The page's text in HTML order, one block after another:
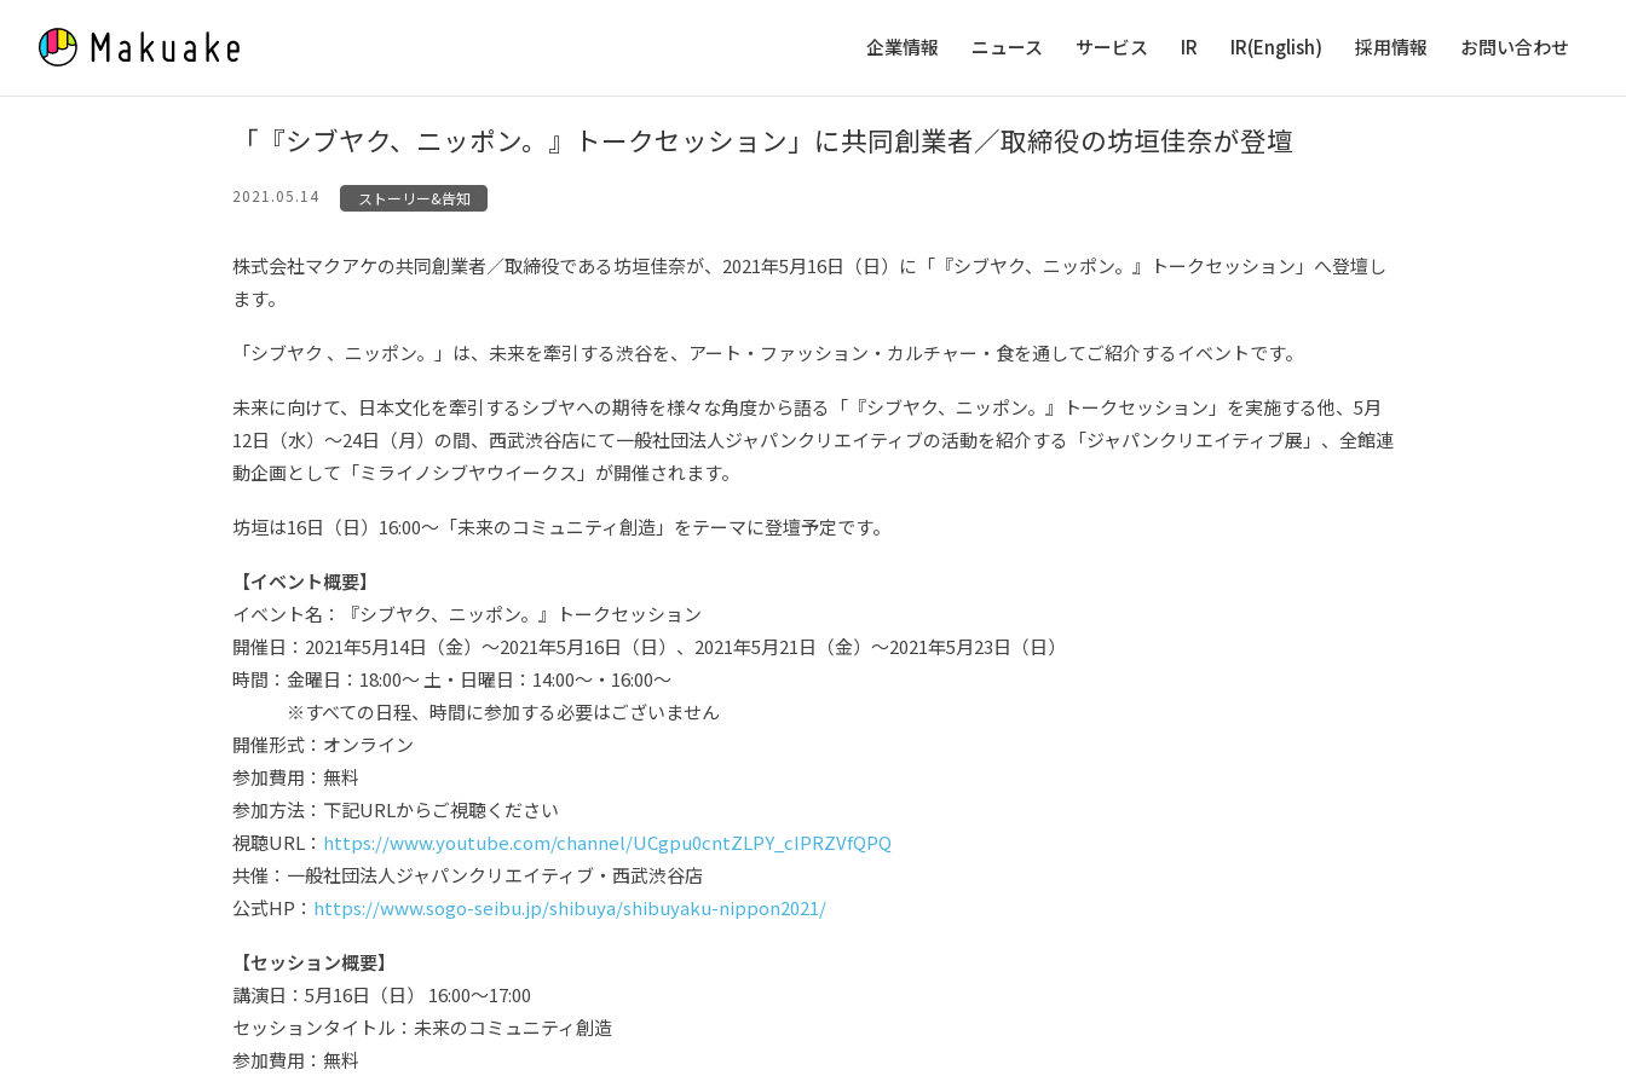
企業情報 ニュース サービス IR IR(English) 採用情報 お問い合わせ
「『シブヤク、ニッポン。』トークセッション」に共同創業者／取締役の坊垣佳奈が登壇
2021.05.14 ストーリー&告知
株式会社マクアケの共同創業者／取締役である坊垣佳奈が、2021年5月16日（日）に「『シブヤク、ニッポン。』トークセッション」へ登壇し
ます。
「シブヤク 、ニッポン。」は、未来を牽引する渋谷を、アート・ファッション・カルチャー・食を通してご紹介するイベントです。
未来に向けて、日本文化を牽引するシブヤへの期待を様々な角度から語る「『シブヤク、ニッポン。』トークセッション」を実施する他、5月
12日（水）～24日（月）の間、西武渋谷店にて一般社団法人ジャパンクリエイティブの活動を紹介する「ジャパンクリエイティブ展」、全館連
動企画として「ミライノシブヤウイークス」が開催されます。
坊垣は16日（日）16:00〜「未来のコミュニティ創造」をテーマに登壇予定です。
【イベント概要】
イベント名：『シブヤク、ニッポン。』トークセッション
開催日：2021年5月14日（金）〜2021年5月16日（日）、2021年5月21日（金）〜2021年5月23日（日）
時間：金曜日：18:00〜 土・日曜日：14:00〜・16:00〜
※すべての日程、時間に参加する必要はございません
開催形式：オンライン
参加費用：無料
参加方法：下記URLからご視聴ください
視聴URL： https://www.youtube.com/channel/UCgpu0cntZLPY_cIPRZVfQPQ
共催：一般社団法人ジャパンクリエイティブ・西武渋谷店
公式HP： https://www.sogo-seibu.jp/shibuya/shibuyaku-nippon2021/
【セッション概要】
講演日：5月16日（日） 16:00～17:00
セッションタイトル：未来のコミュニティ創造
参加費用：無料